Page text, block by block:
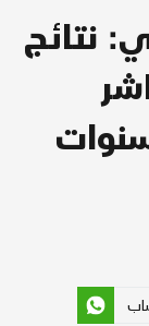
نتائج
مستهدفات 4 سنوات